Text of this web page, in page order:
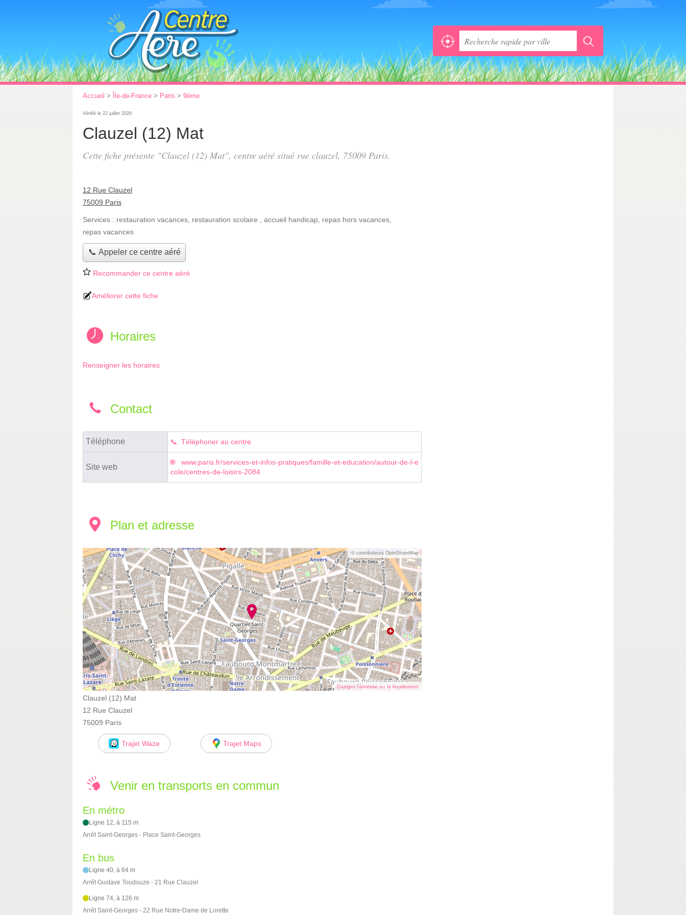
Accueil > Île-de-France > Paris > 9ème
Vérifié le 22 juillet 2026
Clauzel (12) Mat
Cette fiche présente "Clauzel (12) Mat", centre aéré situé rue clauzel, 75009 Paris.
12 Rue Clauzel
75009 Paris
Services : restauration vacances restauration scolaire accueil handicap repas hors vacances
repas vacances
📞 Appeler ce centre aéré
Recommander ce centre aéré
Améliorer cette fiche
Horaires
Renseigner les horaires
Contact
Téléphone Téléphoner au centre
Site web
www.paris.fr/services-et-infos-pratiques/famille-et-education/autour-de-l-e
cole/centres-de-loisirs-2084
Plan et adresse
© contributeurs OpenStreetMap
Corriger l’adresse ou la localisation
Clauzel (12) Mat
12 Rue Clauzel
75009 Paris
Trajet Waze Trajet Maps
Venir en transports en commun
En métro
Ligne 12, à 115 m
Arrêt Saint-Georges - Place Saint-Georges
En bus
Ligne 40, à 64 m
Arrêt Gustave Toudouze - 21 Rue Clauzel
Ligne 74, à 126 m
Arrêt Saint-Georges - 22 Rue Notre-Dame de Lorette